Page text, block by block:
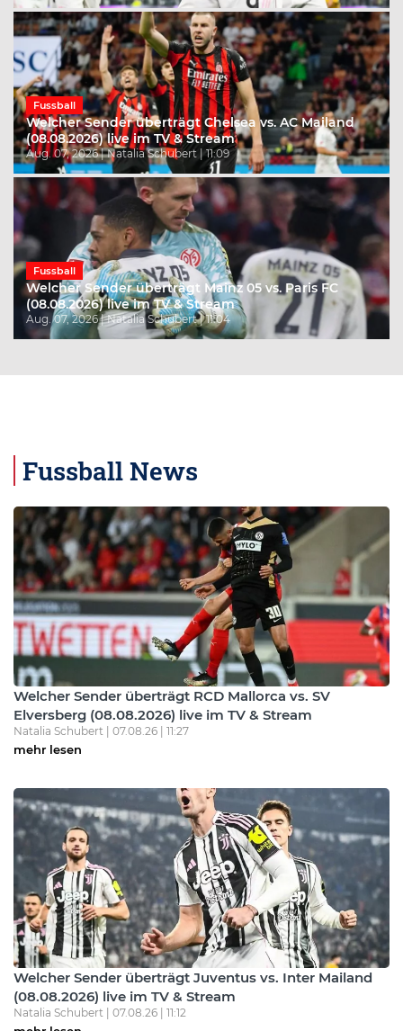
Fussball
Welcher Sender überträgt Chelsea vs. AC Mailand
(08.08.2026) live im TV & Stream
Aug. 07, 2026 | Natalia Schubert | 11:09
Fussball
Welcher Sender überträgt Mainz 05 vs. Paris FC
(08.08.2026) live im TV & Stream
Aug. 07, 2026 | Natalia Schubert | 11:04
Fussball News
Welcher Sender überträgt RCD Mallorca vs. SV
Elversberg (08.08.2026) live im TV & Stream
Natalia Schubert | 07.08.26 | 11:27
mehr lesen
Welcher Sender überträgt Juventus vs. Inter Mailand
(08.08.2026) live im TV & Stream
Natalia Schubert | 07.08.26 | 11:12